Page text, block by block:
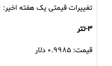
تغییرات قیمتی یک هفته اخیر: ۴.۲۶ درصد کاهش
۳-تتر
قیمت: ۰.۹۹۸۵ دلار